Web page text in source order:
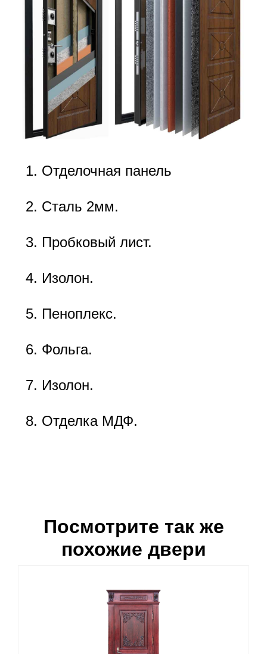
Отделочная панель
Сталь 2мм.
Пробковый лист.
Изолон.
Пеноплекс.
Фольга.
Изолон.
Отделка МДФ.
Посмотрите так же
похожие двери